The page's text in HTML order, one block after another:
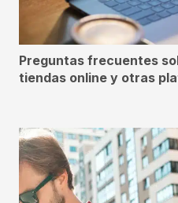
Preguntas frecuentes
tiendas online y otras